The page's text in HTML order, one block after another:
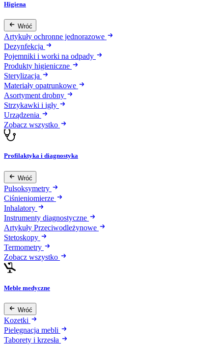
Higiena
Wróć
Artykuły ochronne jednorazowe
Dezynfekcja
Pojemniki i worki na odpady
Produkty higieniczne
Sterylizacja
Materiały opatrunkowe
Asortyment drobny
Strzykawki i igły
Urządzenia
Zobacz wszystko
Profilaktyka i diagnostyka
Wróć
Pulsoksymetry
Ciśnieniomierze
Inhalatory
Instrumenty diagnostyczne
Artykuły Przeciwodleżynowe
Stetoskopy
Termometry
Zobacz wszystko
Meble medyczne
Wróć
Kozetki
Pielęgnacja mebli
Taborety i krzesła